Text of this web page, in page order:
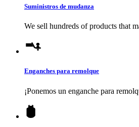
Suministros de mudanza
We sell hundreds of products that
Enganches para remolque
¡Ponemos un enganche para